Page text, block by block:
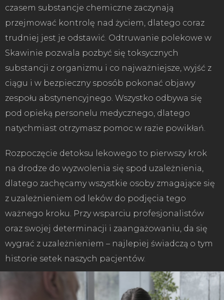
czasem substancje chemiczne zaczynają
przejmować kontrolę nad życiem, dlatego coraz
trudniej jest je odstawić. Odtruwanie polekowe w
Skawinie pozwala pozbyć się toksycznych
substancji z organizmu i co najważniejsze, wyjść z
ciągu i w bezpieczny sposób pokonać objawy
zespołu abstynencyjnego. Wszystko odbywa się
pod opieką personelu medycznego, dlatego
natychmiast otrzymasz pomoc w razie powikłań.
Rozpoczęcie detoksu lekowego to pierwszy krok
na drodze do wyzwolenia się spod uzależnienia,
dlatego zachęcamy wszystkie osoby zmagające się
z uzależnieniem od leków do podjęcia tego
ważnego kroku. Przy wsparciu profesjonalistów
oraz swojej determinacji i zaangażowaniu, da się
wygrać z uzależnieniem – najlepiej świadczą o tym
historie setek naszych pacjentów.